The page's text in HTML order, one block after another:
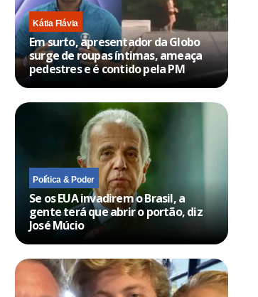
Kátia Flávia
Em surto, apresentador da Globo
surge de roupas íntimas, ameaça
pedestres e é contido pela PM
Política & Poder
Se os EUA invadirem o Brasil, a
gente terá que abrir o portão, diz
José Múcio